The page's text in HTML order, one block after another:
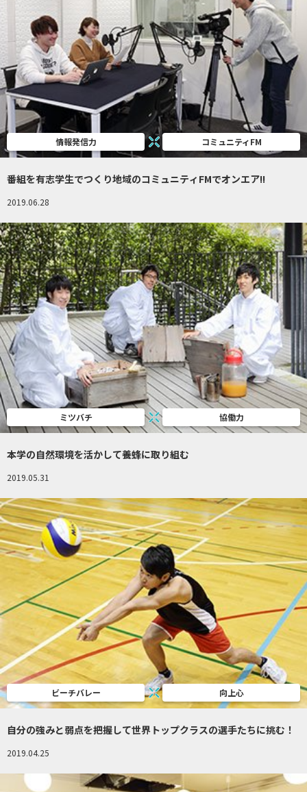
情報発信力 コミュニティFM
番組を有志学生でつくり地域のコミュニティFMでオンエア!!
2019.06.28
ミツバチ 協働力
本学の自然環境を活かして養蜂に取り組む
2019.05.31
ビーチバレー 向上心
自分の強みと弱点を把握して世界トップクラスの選手たちに挑む！
2019.04.25